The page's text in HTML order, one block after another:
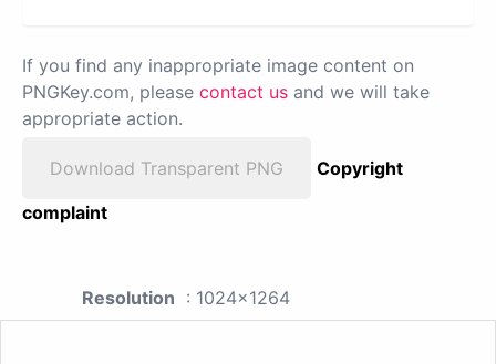
If you find any inappropriate image content on
PNGKey.com, please contact us and we will take
appropriate action.
Download Transparent PNG
Copyright
complaint
Resolution : 1024x1264